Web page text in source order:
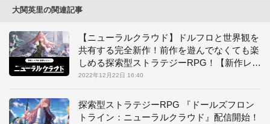
大関英里の関連記事
【ニューラルクラウド】ドルフロと世界観を
共有する完全新作！前作を遊んでなくても楽
しめる探索型ストラテジーRPG！【新作レビ
ュー】
2022年12月22日 16:40
探索型ストラテジーRPG 『ドールズフロン
トライン：ニューラルクラウド』配信開始！